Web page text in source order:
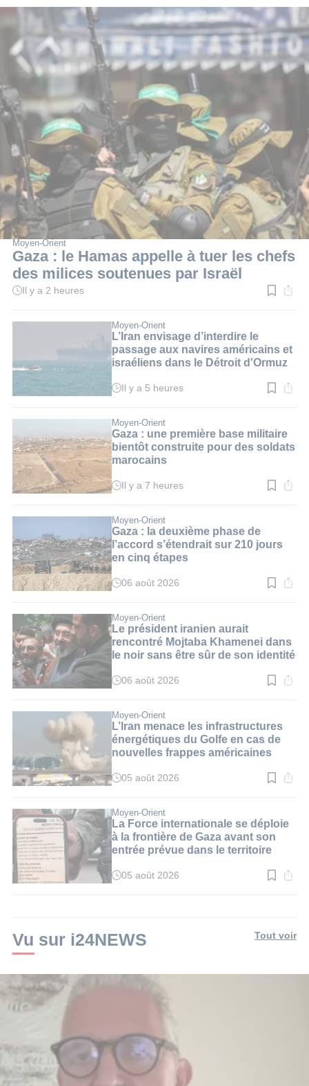
Moyen-Orient
Gaza : le Hamas appelle à tuer les chefs
des milices soutenues par Israël
Temps
:
Il y a 2 heures
Moyen-Orient
L’Iran envisage d’interdire le
passage aux navires américains et
israéliens dans le Détroit d'Ormuz
Temps
:
3
min.
Il y a 5 heures
Moyen-Orient
Gaza : une première base militaire
bientôt construite pour des soldats
marocains
Temps
:
3
min.
Il y a 7 heures
Moyen-Orient
Gaza : la deuxième phase de
l’accord s’étendrait sur 210 jours
en cinq étapes
Temps
:
3
min.
06 août 2026
Moyen-Orient
Le président iranien aurait
rencontré Mojtaba Khamenei dans
le noir sans être sûr de son identité
Temps
:
3
min.
06 août 2026
Moyen-Orient
L’Iran menace les infrastructures
énergétiques du Golfe en cas de
nouvelles frappes américaines
Temps
:
3
min.
05 août 2026
Moyen-Orient
La Force internationale se déploie
à la frontière de Gaza avant son
entrée prévue dans le territoire
Temps
05 août 2026
Vu sur i24NEWS Tout voir